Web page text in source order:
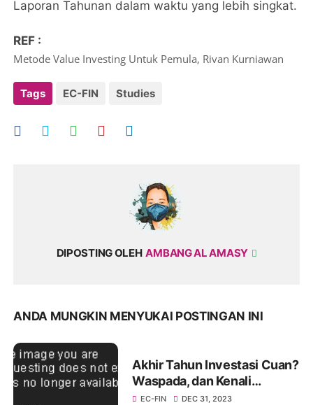
Laporan Tahunan dalam waktu yang lebih singkat.
REF :
Metode Value Investing Untuk Pemula, Rivan Kurniawan
Tags EC-FIN Studies
DIPOSTING OLEH AMBANG AL AMASY
ANDA MUNGKIN MENYUKAI POSTINGAN INI
Akhir Tahun Investasi Cuan?
Waspada, dan Kenali
"Window Dressing" di Pasar
EC-FIN DEC 31, 2023